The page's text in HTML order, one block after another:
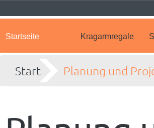
Startseite Kragarmregale
Start Planung und